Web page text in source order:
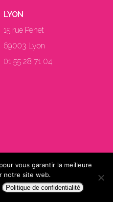
LYON
15 rue Penet
69003 Lyon
01 55 28 71 04
Marketea
vous garantir la meilleure
notre site web.
Politique de confidentialité